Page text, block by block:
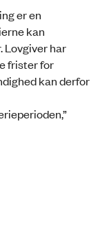
er en
kan
Lovgiver har
frister for
kan derfor